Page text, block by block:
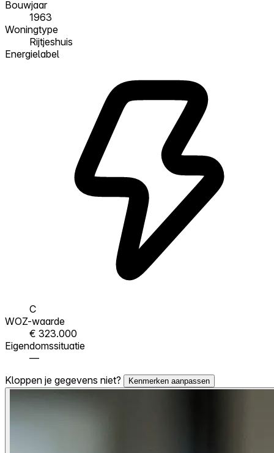
Bouwjaar
1963
Woningtype
Rijtjeshuis
Energielabel
C
WOZ-waarde
€ 323.000
Eigendomssituatie
—
Kloppen je gegevens niet?
Kenmerken aanpassen